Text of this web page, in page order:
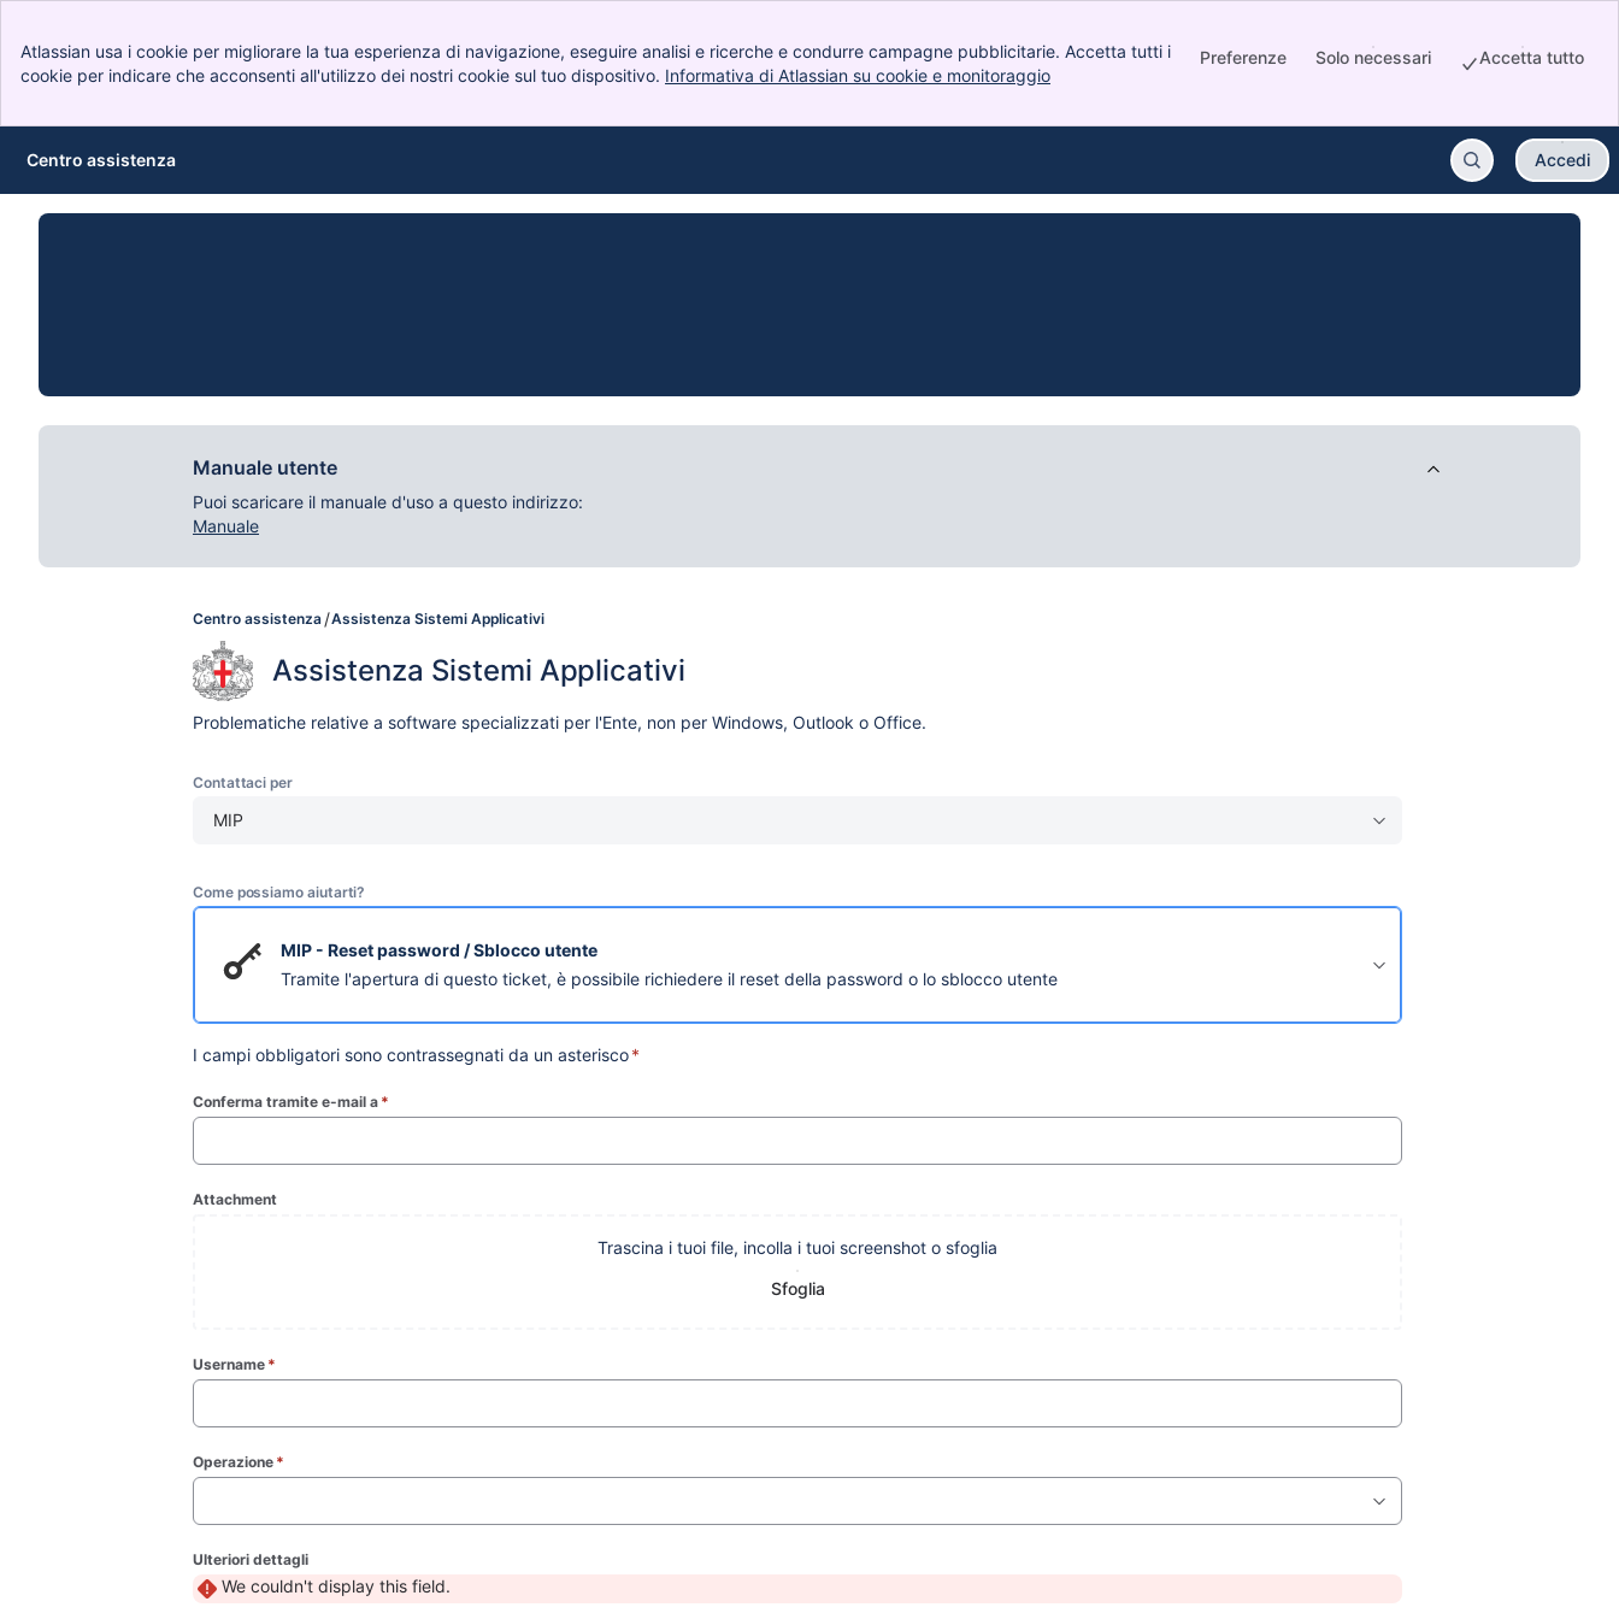
Atlassian usa i cookie per migliorare la tua esperienza di navigazione, eseguire analisi e ricerche e condurre campagne pubblicitarie. Accetta tutti i
cookie per indicare che acconsenti all'utilizzo dei nostri cookie sul tuo dispositivo. Informativa di Atlassian su cookie e monitoraggio
Preferenze Solo necessari Accetta tutto
Passa al contenuto principale
Centro assistenza Accedi
Manuale utente
Puoi scaricare il manuale d'uso a questo indirizzo:
Manuale
Centro assistenza Assistenza Sistemi Applicativi
Assistenza Sistemi Applicativi
Problematiche relative a software specializzati per l'Ente, non per Windows, Outlook o Office.
Contattaci per
MIP
Come possiamo aiutarti?
MIP - Reset password / Sblocco utente
Tramite l'apertura di questo ticket, è possibile richiedere il reset della password o lo sblocco utente
I campi obbligatori sono contrassegnati da un asterisco*
Conferma tramite e-mail a *
Attachment
Trascina i tuoi file, incolla i tuoi screenshot o sfoglia
Sfoglia
Username *
Operazione *
Ulteriori dettagli
We couldn't display this field.